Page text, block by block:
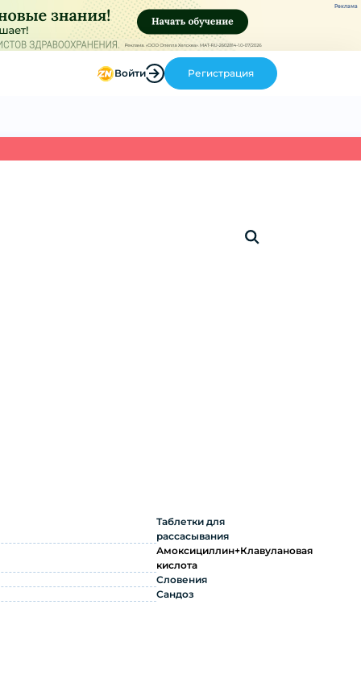
Реклама
Войти Регистрация
Таблетки для
рассасывания
Амоксициллин+Клавулановая
кислота
Словения
Сандоз